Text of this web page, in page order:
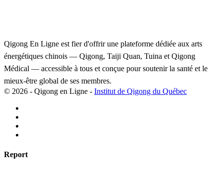
Qigong En Ligne est fier d'offrir une plateforme dédiée aux arts
énergétiques chinois — Qigong, Taiji Quan, Tuina et Qigong
Médical — accessible à tous et conçue pour soutenir la santé et le
mieux-être global de ses membres.
© 2026 - Qigong en Ligne - Institut de Qigong du Québec
Report